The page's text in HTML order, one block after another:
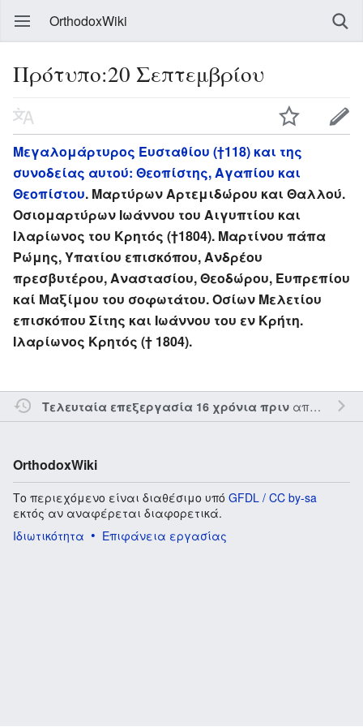
OrthodoxWiki
Πρότυπο:20 Σεπτεμβρίου
Μεγαλομάρτυρος Ευσταθίου (†118) και της
συνοδείας αυτού: Θεοπίστης, Αγαπίου και
Θεοπίστου. Μαρτύρων Αρτεμιδώρου και Θαλλού.
Οσιομαρτύρων Ιωάννου του Αιγυπτίου και
Ιλαρίωνος του Κρητός (†1804). Μαρτίνου πάπα
Ρώμης, Υπατίου επισκόπου, Ανδρέου
πρεσβυτέρου, Αναστασίου, Θεοδώρου, Ευπρεπίου
καί Μαξίμου του σοφωτάτου. Οσίων Μελετίου
επισκόπου Σίτης και Ιωάννου του εν Κρήτη.
Ιλαρίωνος Κρητός († 1804).
Τελευταία επεξεργασία 16 χρόνια πριναπό τον την
OrthodoxWiki
Το περιεχόμενο είναι διαθέσιμο υπό GFDL / CC by-sa
εκτός αν αναφέρεται διαφορετικά.
Ιδιωτικότητα
Επιφάνεια εργασίας